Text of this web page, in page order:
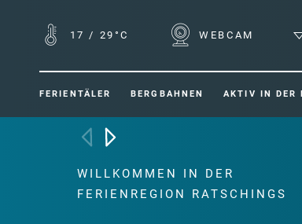
17 / 29°C WEBCAM
FERIENTÄLER BERGBAHNEN AKTIV IN DER
WILLKOMMEN IN DER
FERIENREGION RATSCHINGS